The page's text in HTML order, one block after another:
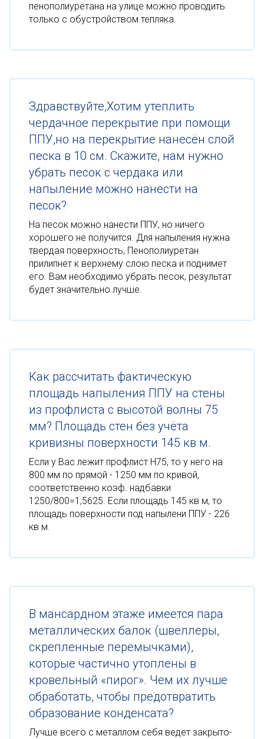
пенополиуретана на улице можно проводить
только с обустройством тепляка.
Здравствуйте,Хотим утеплить
чердачное перекрытие при помощи
ППУ,но на перекрытие нанесён слой
песка в 10 см. Скажите, нам нужно
убрать песок с чердака или
напыление можно нанести на
песок?
На песок можно нанести ППУ, но ничего
хорошего не получится. Для напыления нужна
твердая поверхность, Пенополиуретан
прилипнет к верхнему слою песка и поднимет
его. Вам необходимо убрать песок, результат
будет значительно лучше.
Как рассчитать фактическую
площадь напыления ППУ на стены
из профлиста с высотой волны 75
мм? Площадь стен без учёта
кривизны поверхности 145 кв м.
Если у Вас лежит профлист Н75, то у него на
800 мм по прямой - 1250 мм по кривой,
соответственно коэф. надбавки
1250/800=1,5625. Если площадь 145 кв м, то
площадь поверхности под напылени ППУ - 226
кв м.
В мансардном этаже имеется пара
металлических балок (швеллеры,
скрепленные перемычками),
которые частично утоплены в
кровельный «пирог». Чем их лучше
обработать, чтобы предотвратить
образование конденсата?
Лучше всего с металлом себя ведет закрыто-